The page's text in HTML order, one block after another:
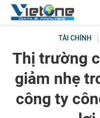
TÀI CHÍNH
Thị trường
giảm nhẹ
công ty